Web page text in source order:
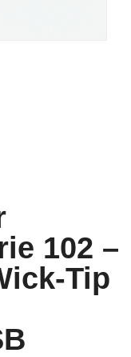
102 –
Tip